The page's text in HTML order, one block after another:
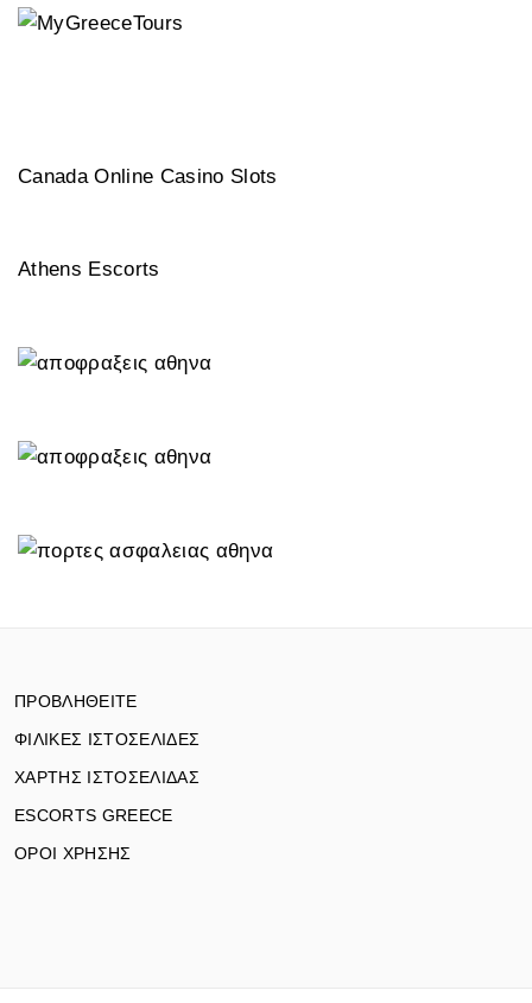
Canada Online Casino Slots
Athens Escorts
ΠΡΟΒΛΗΘΕΙΤΕ
ΦΙΛΙΚΕΣ ΙΣΤΟΣΕΛΙΔΕΣ
ΧΑΡΤΗΣ ΙΣΤΟΣΕΛΙΔΑΣ
ESCORTS GREECE
ΟΡΟΙ ΧΡΗΣΗΣ